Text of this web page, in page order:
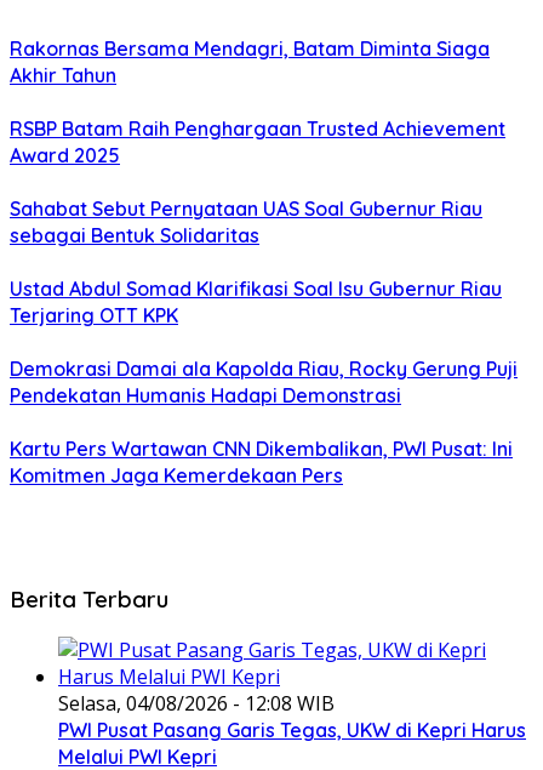
Rakornas Bersama Mendagri, Batam Diminta Siaga
Akhir Tahun
RSBP Batam Raih Penghargaan Trusted Achievement
Award 2025
Sahabat Sebut Pernyataan UAS Soal Gubernur Riau
sebagai Bentuk Solidaritas
Ustad Abdul Somad Klarifikasi Soal Isu Gubernur Riau
Terjaring OTT KPK
Demokrasi Damai ala Kapolda Riau, Rocky Gerung Puji
Pendekatan Humanis Hadapi Demonstrasi
Kartu Pers Wartawan CNN Dikembalikan, PWI Pusat: Ini
Komitmen Jaga Kemerdekaan Pers
Berita Terbaru
Selasa, 04/08/2026 - 12:08 WIB
PWI Pusat Pasang Garis Tegas, UKW di Kepri Harus
Melalui PWI Kepri